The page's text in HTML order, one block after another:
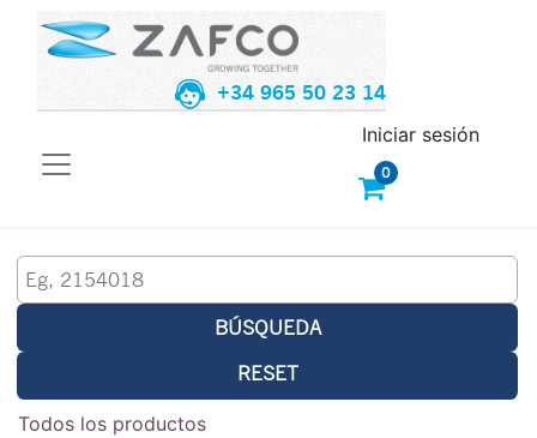
+34 965 50 23 14
0
Iniciar sesión
BÚSQUEDA
RESET
Todos los productos